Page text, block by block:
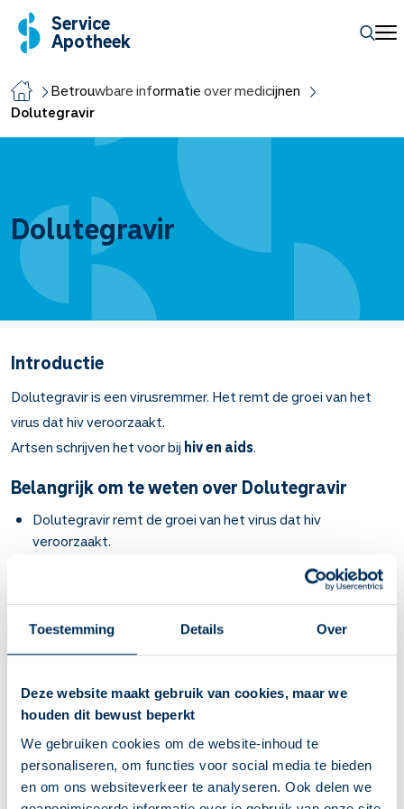
Toestemming Details Over
Deze website maakt gebruik van cookies, maar we
houden dit bewust beperkt
We gebruiken cookies om de website-inhoud te
personaliseren, om functies voor social media te bieden
en om ons websiteverkeer te analyseren. Ook delen we
Service
Apotheek
Betrouwbare informatie over medicijnen
Dolutegravir
Dolutegravir
Introductie
Dolutegravir is een virusremmer. Het remt de groei van het
virus dat hiv veroorzaakt.
Artsen schrijven het voor bij hiv en aids.
Belangrijk om te weten over Dolutegravir
Dolutegravir remt de groei van het virus dat hiv
veroorzaakt.
besmetting te voorkomen, altijd in combinatie met
andere hiv-medicijnen.
Een behandeling duurt levenslang. Als het virus
ongevoelig wordt, krijgt u een andere combinatie van hiv-
Slik de tabletten heel door met een half glas water.
De oplostabletten (dispergeerbare tabletten) mag u ook
eerst uiteen laten vallen in een glas water.
Kies vaste tijdstippen, dan vergeet u minder snel een
dosis. Vraag aan uw behandelaar een slikschema voor uw